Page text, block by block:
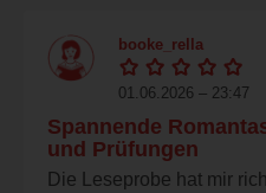
booke_rella
01.06.2026 – 23:47
Spannende
und Prüfungen
Die Leseprobe hat mir